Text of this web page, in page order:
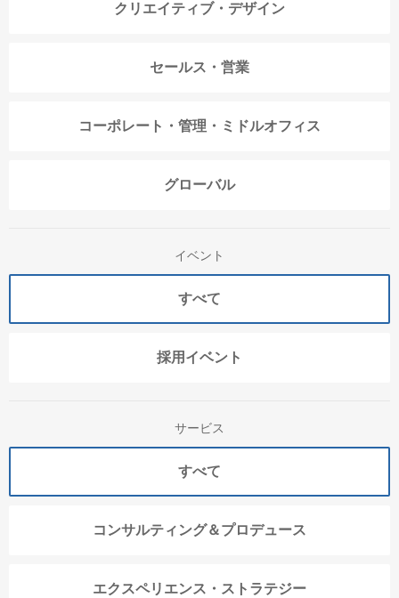
クリエイティブ・デザイン
セールス・営業
コーポレート・管理・ミドルオフィス
グローバル
イベント
すべて
採用イベント
サービス
すべて
コンサルティング＆プロデュース
エクスペリエンス・ストラテジー